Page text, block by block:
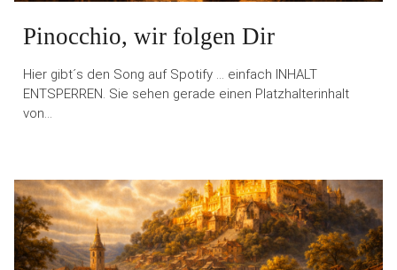
Pinocchio, wir folgen Dir
Hier gibt´s den Song auf Spotify … einfach INHALT
ENTSPERREN. Sie sehen gerade einen Platzhalterinhalt
von…